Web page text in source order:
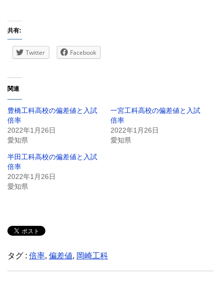
共有:
Twitter Facebook
関連
豊橋工科高校の偏差値と入試
倍率
2022年1月26日
愛知県
一宮工科高校の偏差値と入試
倍率
2022年1月26日
愛知県
半田工科高校の偏差値と入試
倍率
2022年1月26日
愛知県
タグ : 倍率, 偏差値, 岡崎工科